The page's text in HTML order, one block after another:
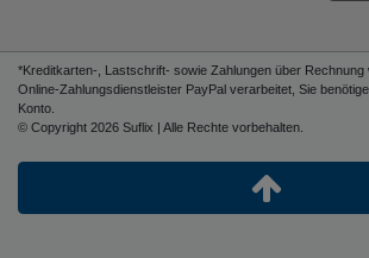
*Kreditkarten-, Lastschrift- sowie Zahlungen über Rechnung
Online-Zahlungsdienstleister PayPal verarbeitet, Sie
Konto.
© Copyright 2026 Suflix | Alle Rechte vorbehalten.